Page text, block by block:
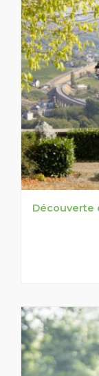
Découverte